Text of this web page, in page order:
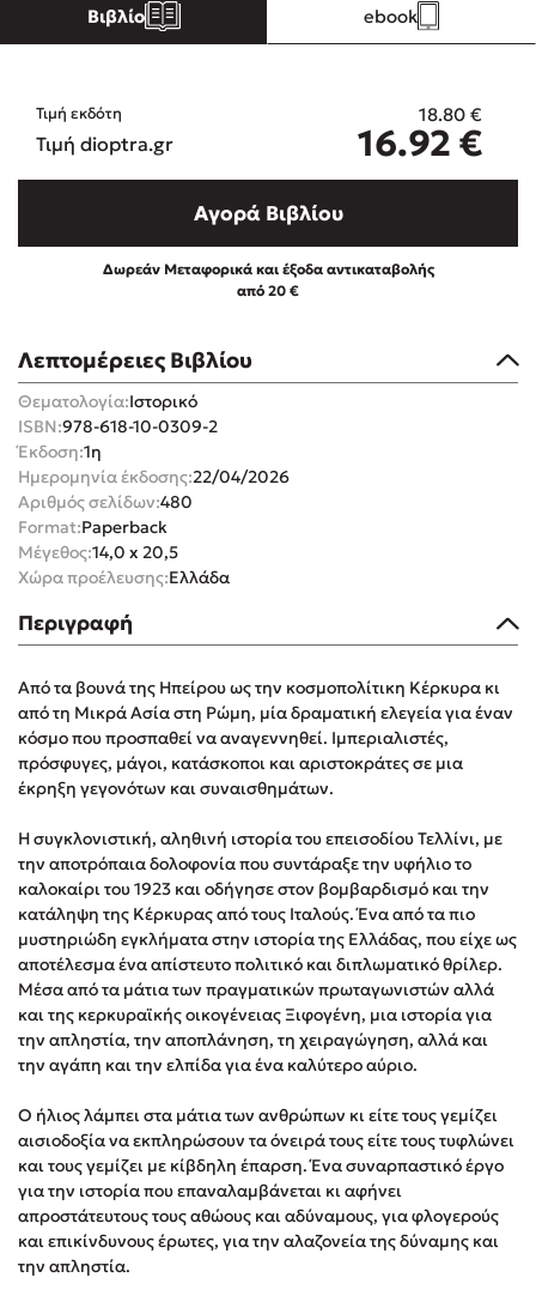
Ένας γίγαντας στο σχολείο
Πάνω, κάτω, μπροστά, πίσω
Mel Robbins
Δημοφιλείς Συγγραφείς
Φυστίκι ΠουΚυλάει
Παύλος Καστανάς
El Sombrero
Στέφανος Ξενάκης
Freida McFadden
Κατρίνα Τσάνταλη
Lucinda Riley
Mimi Matthews
Benzamin Bécue
Rebecca Yarros
Teo Benedetti
Emily Henry
Ali Hazelwood
Cori Doerrfeld
Pierdomenico Baccalario
Δανάη Ιμπραχήμ
Βιβλίο ebook
Λεπτομέρειες Βιβλίου
Θεματολογία:Ιστορικό
ISBN:978-618-10-0309-2
Έκδοση:1η
Ημερομηνία έκδοσης:22/04/2026
Αριθμός σελίδων:480
Format:Paperback
Μέγεθος:14,0 x 20,5
Χώρα προέλευσης:Ελλάδα
Τιμή εκδότη 18.80 €
Τιμή dioptra.gr 16.92 €
Αγορά Βιβλίου
Δωρεάν Μεταφορικά και έξοδα αντικαταβολής
από 20 €
Περιγραφή
Από τα βουνά της Ηπείρου ως την κοσμοπολίτικη Κέρκυρα κι
από τη Μικρά Ασία στη Ρώμη, μία δραματική ελεγεία για έναν
κόσμο που προσπαθεί να αναγεννηθεί. Ιμπεριαλιστές,
πρόσφυγες, μάγοι, κατάσκοποι και αριστοκράτες σε μια
έκρηξη γεγονότων και συναισθημάτων.
Η συγκλονιστική, αληθινή ιστορία του επεισοδίου Τελλίνι, με
την αποτρόπαια δολοφονία που συντάραξε την υφήλιο το
καλοκαίρι του 1923 και οδήγησε στον βομβαρδισμό και την
κατάληψη της Κέρκυρας από τους Ιταλούς. Ένα από τα πιο
μυστηριώδη εγκλήματα στην ιστορία της Ελλάδας, που είχε ως
αποτέλεσμα ένα απίστευτο πολιτικό και διπλωματικό θρίλερ.
Μέσα από τα μάτια των πραγματικών πρωταγωνιστών αλλά
και της κερκυραϊκής οικογένειας Ξιφογένη, μια ιστορία για
την απληστία, την αποπλάνηση, τη χειραγώγηση, αλλά και
την αγάπη και την ελπίδα για ένα καλύτερο αύριο.
Ο ήλιος λάμπει στα μάτια των ανθρώπων κι είτε τους γεμίζει
αισιοδοξία να εκπληρώσουν τα όνειρά τους είτε τους τυφλώνει
και τους γεμίζει με κίβδηλη έπαρση. Ένα συναρπαστικό έργο
για την ιστορία που επαναλαμβάνεται κι αφήνει
απροστάτευτους τους αθώους και αδύναμους, για φλογερούς
και επικίνδυνους έρωτες, για την αλαζονεία της δύναμης και
την απληστία.